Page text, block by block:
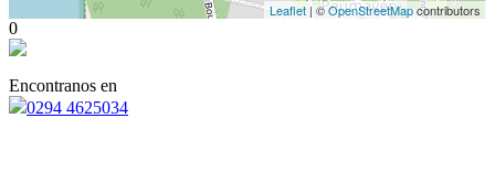
Leaflet | ©OpenStreetMapcontributors
0
Encontranos en
0294 4625034